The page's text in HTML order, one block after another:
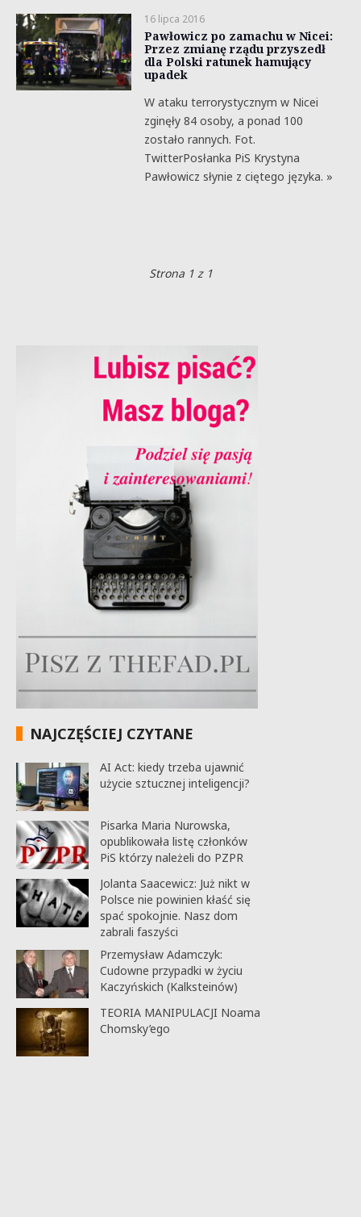
16 lipca 2016
Pawłowicz po zamachu w Nicei:
Przez zmianę rządu przyszedł
dla Polski ratunek hamujący
upadek
W ataku terrorystycznym w Nicei
zginęły 84 osoby, a ponad 100
zostało rannych. Fot.
TwitterPosłanka PiS Krystyna
Pawłowicz słynie z ciętego języka. »
Strona 1 z 1
NAJCZĘŚCIEJ CZYTANE
AI Act: kiedy trzeba ujawnić
użycie sztucznej inteligencji?
Pisarka Maria Nurowska,
opublikowała listę członków
PiS którzy należeli do PZPR
Jolanta Saacewicz: Już nikt w
Polsce nie powinien kłaść się
spać spokojnie. Nasz dom
zabrali faszyści
Przemysław Adamczyk:
Cudowne przypadki w życiu
Kaczyńskich (Kalksteinów)
TEORIA MANIPULACJI Noama
Chomsky’ego